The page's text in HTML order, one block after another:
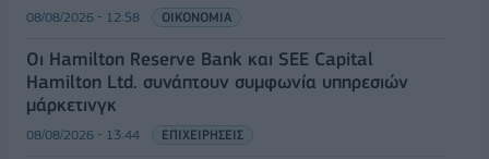
08/08/2026 - 12:58 ΟΙΚΟΝΟΜΙΑ
Οι Hamilton Reserve Bank και SEE Capital
Hamilton Ltd. συνάπτουν συμφωνία υπηρεσιών
μάρκετινγκ
08/08/2026 - 13:44 ΕΠΙΧΕΙΡΗΣΕΙΣ